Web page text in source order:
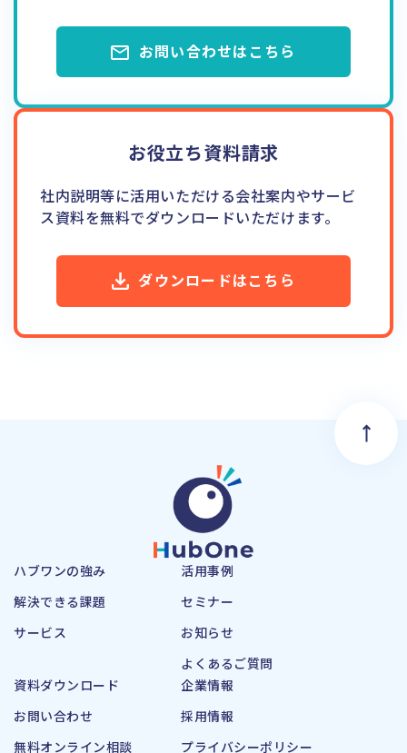
お問い合わせはこちら
お役立ち資料請求
社内説明等に活用いただける会社案内やサービ
ス資料を無料でダウンロードいただけます。
ダウンロードはこちら
ハブワンの強み
解決できる課題
サービス
活用事例
セミナー
お知らせ
よくあるご質問
資料ダウンロード
お問い合わせ
無料オンライン相談
企業情報
採用情報
プライバシーポリシー